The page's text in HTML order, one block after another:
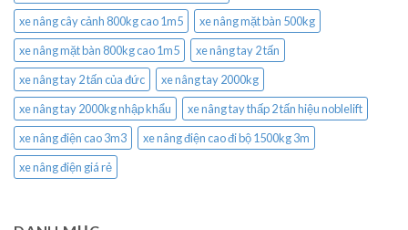
xe nâng cây cảnh 800kg cao 1m5
xe nâng mặt bàn 500kg
xe nâng mặt bàn 800kg cao 1m5
xe nâng tay 2 tấn
xe nâng tay 2 tấn của đức
xe nâng tay 2000kg
xe nâng tay 2000kg nhập khẩu
xe nâng tay thấp 2 tấn hiệu noblelift
xe nâng điện cao 3m3
xe nâng điện cao đi bộ 1500kg 3m
xe nâng điện giá rẻ